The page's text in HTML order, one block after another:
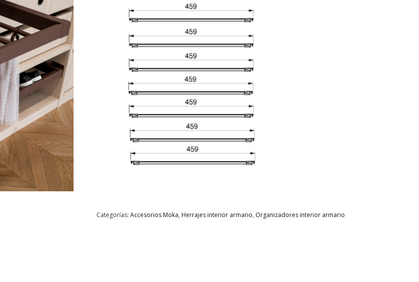
Categorías:Accesorios Moka, Herrajes interior armario, Organizadores interior armario